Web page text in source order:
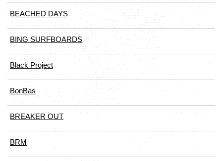
BEACHED DAYS
BING SURFBOARDS
Black Project
BonBas
BREAKER OUT
BRM